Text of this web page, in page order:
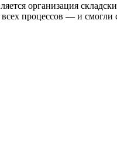
организация
процессов — и смогли